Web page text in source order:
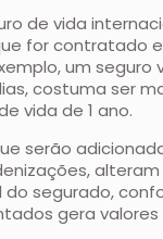
de vida
for contratado
um seguro
costuma ser
vida de 1 ano.
serão
do segurado,
gera